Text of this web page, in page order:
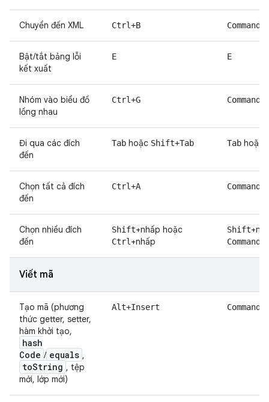
Chuyển đến XML Ctrl+B
Bật/tắt bảng lỗi
kết xuất
E E
Nhóm vào biểu đồ
lồng nhau
Ctrl+G
Đi qua các đích
đến
Tab hoặc Shift+Tab Tab hoặc
Chọn tất cả đích
đến
Ctrl+A
Chọn nhiều đích
đến
Shift+nhấp hoặc
Ctrl +nhấp
Shift
Command
Viết mã
Tạo mã (phương
thức getter, setter,
hàm khởi tạo,
hash
Code / equals ,
toString , tệp
mới, lớp mới)
Alt+Insert